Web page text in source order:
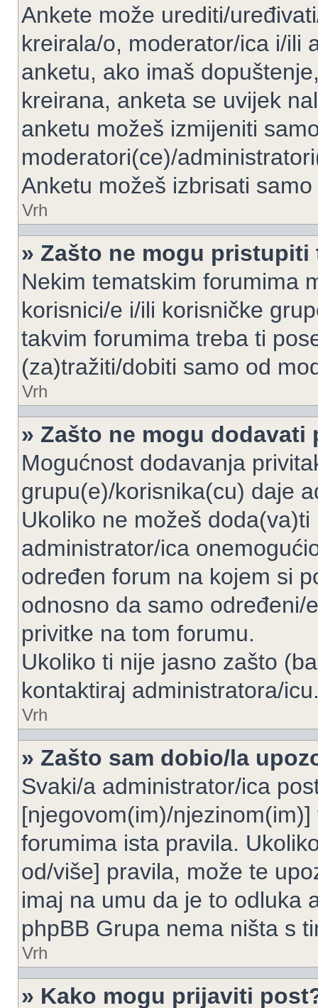
Ankete može urediti/
kreirala/o, moderator/ica i/ili
anketu, ako imaš
kreirana, anketa se uvijek
anketu možeš izmijeniti
moderatori(ce)/
Anketu možeš izbrisati
Vrh
» Zašto ne mogu
Nekim tematskim forumima
korisnici/e i/ili korisničke
takvim forumima treba ti
(za)tražiti/dobiti samo od
Vrh
» Zašto ne mogu dodavati
Mogućnost dodavanja
grupu(e)/korisnika(cu) daje
Ukoliko ne možeš
administrator/ica
određen forum na kojem si
odnosno da samo određeni/
privitke na tom forumu.
Ukoliko ti nije jasno zašto
kontaktiraj administratora/
Vrh
» Zašto sam dobio/la
Svaki/a administrator/ica
[njegovom(im)/
forumima ista pravila.
od/više] pravila, može te
imaj na umu da je to odluka
phpBB Grupa nema ništa s
Vrh
» Kako mogu prijaviti